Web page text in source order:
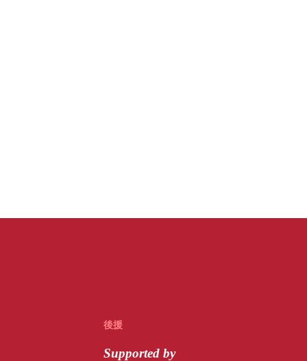
後援
Supported by